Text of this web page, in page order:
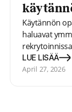
Käytännön
haluavat
luokittelua
ihmisen
LUE LISÄÄ
April 27, 2026